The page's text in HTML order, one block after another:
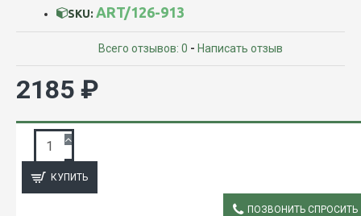
SKU: ART/126-913
Всего отзывов: 0 - Написать отзыв
2185 ₽
КУПИТЬ
ПОЗВОНИТЬ СПРОСИТЬ